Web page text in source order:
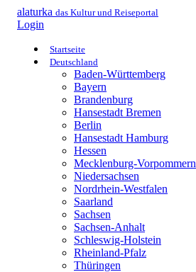
alaturka das Kultur und Reiseportal
Login
Startseite
Deutschland
Baden-Württemberg
Bayern
Brandenburg
Hansestadt Bremen
Berlin
Hansestadt Hamburg
Hessen
Mecklenburg-Vorpommern
Niedersachsen
Nordrhein-Westfalen
Saarland
Sachsen
Sachsen-Anhalt
Schleswig-Holstein
Rheinland-Pfalz
Thüringen